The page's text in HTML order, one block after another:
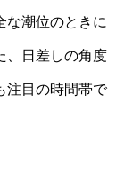
な潮位のときに
、日差しの角度
注目の時間帯で